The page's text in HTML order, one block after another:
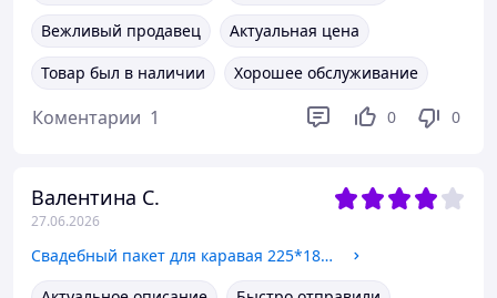
Вежливый продавец
Актуальная цена
Товар был в наличии
Хорошее обслуживание
Коментарии 1 0 0
Валентина С.
27.06.2026
Свадебный пакет для каравая 225*180*100 мм (арт. M-00305)